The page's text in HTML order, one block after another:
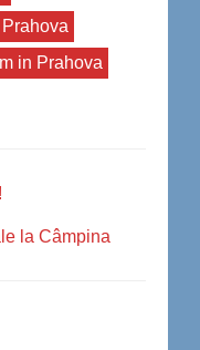
in Prahova
la Câmpina